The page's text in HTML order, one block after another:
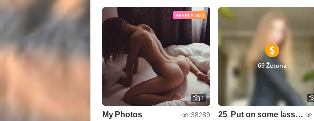
BESPLATNO
1
My Photos 38289
69 Žetona
25. Put on some lassies